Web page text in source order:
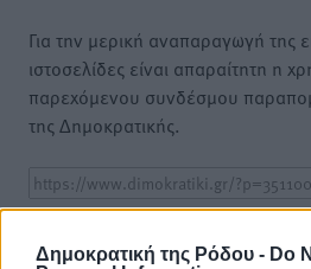
Δημοκρατική της Ρόδου - Do
Για την μερική αναπαραγωγή της
ιστοσελίδες είναι απαραίτητη η
παρεχόμενου συνδέσμου
της Δημοκρατικής.